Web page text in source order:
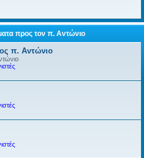
προς τον π. Αντώνιο
π. Αντώνιο